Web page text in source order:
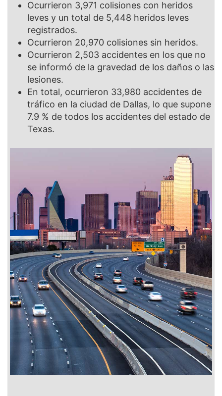
Ocurrieron 3,971 colisiones con heridos
leves y un total de 5,448 heridos leves
registrados.
Ocurrieron 20,970 colisiones sin heridos.
Ocurrieron 2,503 accidentes en los que no
se informó de la gravedad de los daños o las
lesiones.
En total, ocurrieron 33,980 accidentes de
tráfico en la ciudad de Dallas, lo que supone
7.9 % de todos los accidentes del estado de
Texas.